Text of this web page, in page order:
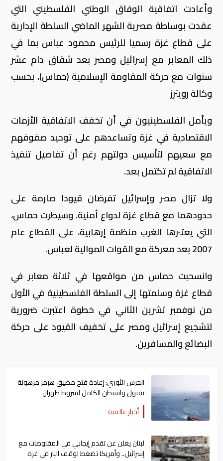
وأعادت اتفاقية الوفاق الوطني الفلسطيني التي
عقدت بوساطة مصرية الشهر الماضي السلطة الإدارية
على قطاع غزة رسميا للرئيس محمود عباس بما في
ذلك المعابر مع إسرائيل ومصر بعد شقاق دام عشر
سنوات مع حركة المقاومة الإسلامية (حماس)، بحسب
وكالة رويترز
ويأمل الفلسطينيون في أن تخفف الاتفاقية الأزمات
الاقتصادية في غزة وتساعدهم على توحيد صفوفهم
مع سعيهم لتأسيس دولتهم رغم أن تفاصيل تنفيذ
الاتفاقية لم تكتمل بعد.
ولا تزال مصر وإسرائيل تفرضان قيودا صارمة على
حدودهما مع قطاع غزة لدواع أمنية. وسيطرت حماس،
التي يعتبرها الغرب منظمة إرهابية، على القطاع عام
2007 بعد معركة مع القوات الموالية لعباس.
وانسحبت حماس من مواقعها في ثلاثة معابر في
قطاع غزة وسلمتها إلى السلطة الفلسطينية في الأول
من نوفمبر تشرين الثاني في خطوة اعتبرت ضرورية
لتشجيع إسرائيل ومصر على تخفيف القيود على حركة
البضائع والمسافرين.
الحرس الثوري: إعادة فتح مضيق هرمز مرهونة
بقبول واشنطن الكامل لشروط طهران
أخبار عالمية
لبنان يعلن عن تقدم إيجابي في المفاوضات مع
إسرائيل.. وأمريكا تضغط لوقف النار في غزة